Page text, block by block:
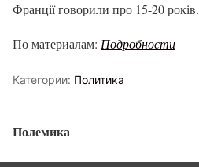
Франції говорили про 15-20 років.
По материалам: Подробности
Категории: Политика
Полемика